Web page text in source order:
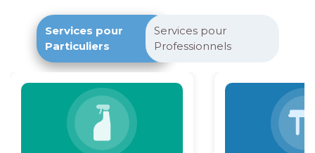
Services pour
Particuliers
Services pour
Professionnels